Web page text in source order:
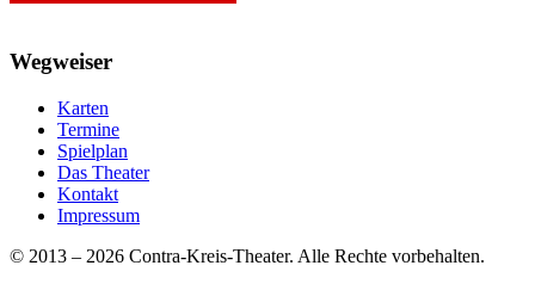
Wegweiser
Karten
Termine
Spielplan
Das Theater
Kontakt
Impressum
© 2013 – 2026 Contra-Kreis-Theater. Alle Rechte vorbehalten.